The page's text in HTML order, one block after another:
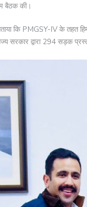
बैठक की।
कि PMGSY-IV के तहत
सरकार द्वारा 294 सड़क